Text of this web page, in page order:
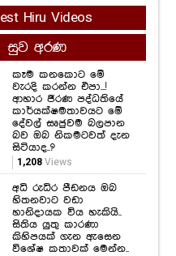
Hiru Videos
සුව අරණ
කෑම කනකොට මේ
වැරදි කරන්න එපා...!
ආහාර ජීරණ පද්ධතියේ
කාර්යක්ෂමතාවයට මේ
දේවල් සෘජුවම බලපාන
බව ඔබ නිකමටවත් දැන
සිටියාද..?
1,208 Views
අධි රුධිර පීඩනය ඔබ
හිතනවාට වඩා
හානිදායක විය හැකියි..
සිතිය යුතු කාරණා
කිහිපයක් ගැන ඇසෙන
විශේෂ කතාවක් මෙන්න..